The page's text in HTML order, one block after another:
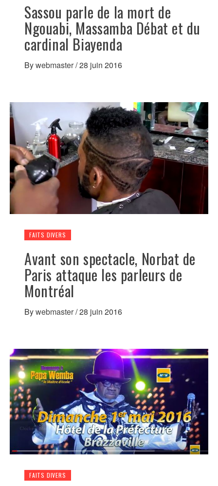
Sassou parle de la mort de
Ngouabi, Massamba Débat et du
cardinal Biayenda
Bywebmaster/28 juin 2016
FAITS DIVERS
Avant son spectacle, Norbat de
Paris attaque les parleurs de
Montréal
Bywebmaster/28 juin 2016
FAITS DIVERS